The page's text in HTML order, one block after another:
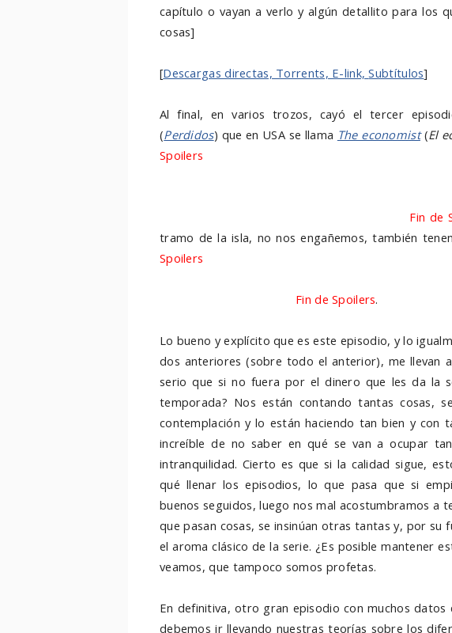
capítulo o vayan a verlo y algún detallito para los
cosas]
[Descargas directas, Torrents, E-link,Subtítulos]
Al final, en varios trozos, cayó el tercer
(Perdidos) que en USA se llama The economist(El
Spoilers
Fin de
tramo de la isla, no nos engañemos, también
Spoilers
Fin de Spoilers.
Lo bueno y explícito que es este episodio, y lo
dos anteriores (sobre todo el anterior), me llevan
serio que si no fuera por el dinero que les da la
temporada? Nos están contando tantas cosas,
contemplación y lo están haciendo tan bien y con
increíble de no saber en qué se van a ocupar
intranquilidad. Cierto es que si la calidad sigue,
qué llenar los episodios, lo que pasa que si
buenos seguidos, luego nos mal acostumbramos a
que pasan cosas, se insinúan otras tantas y, por su
el aroma clásico de la serie. ¿Es posible mantener
veamos, que tampoco somos profetas.
En definitiva, otro gran episodio con muchos
debemos ir llevando nuestras teorías sobre los